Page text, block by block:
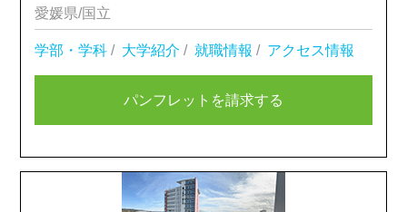
愛媛県/国立
学部・学科 / 大学紹介 / 就職情報 / アクセス情報
パンフレットを請求する